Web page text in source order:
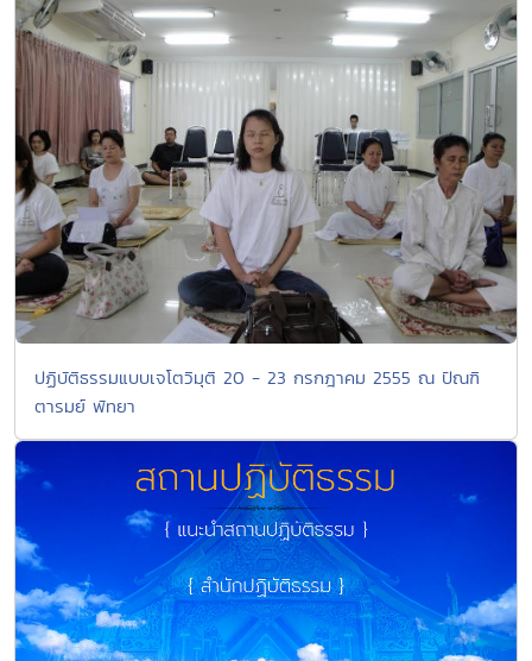
ปฏิบัติธรรมแบบเจโตวิมุติ 20 - 23 กรกฎาคม 2555 ณ ปัณฑิ
ตารมย์ พัทยา